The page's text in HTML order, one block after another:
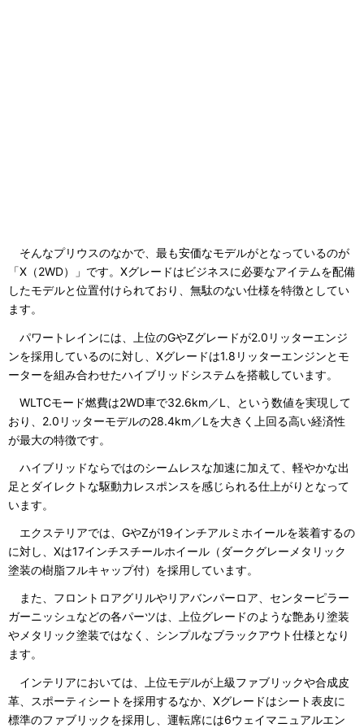
そんなプリウスのなかで、最も安価なモデルがとなっているのが
「X（2WD）」です。Xグレードはビジネスに必要なアイテムを配備
したモデルと位置付けられており、無駄のない仕様を特徴としてい
ます。
パワートレインには、上位のGやZグレードが2.0リッターエンジ
ンを採用しているのに対し、Xグレードは1.8リッターエンジンとモ
ーターを組み合わせたハイブリッドシステムを搭載しています。
WLTCモード燃費は2WD車で32.6km／L、という数値を実現して
おり、2.0リッターモデルの28.4km／Lを大きく上回る高い経済性
が最大の特徴です。
ハイブリッドならではのシームレスな加速に加えて、軽やかな出
足とダイレクトな駆動力レスポンスを感じられる仕上がりとなって
います。
エクステリアでは、GやZが19インチアルミホイールを装着するの
に対し、Xは17インチスチールホイール（ダークグレーメタリック
塗装の樹脂フルキャップ付）を採用しています。
また、フロントロアグリルやリアバンパーロア、センターピラー
ガーニッシュなどの各パーツは、上位グレードのような艶あり塗装
やメタリック塗装ではなく、シンプルなブラックアウト仕様となり
ます。
インテリアにおいては、上位モデルが上級ファブリックや合成皮
革、スポーティシートを採用するなか、Xグレードはシート表皮に
標準のファブリックを採用し、運転席には6ウェイマニュアルエン